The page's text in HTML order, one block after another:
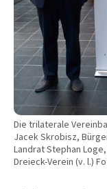
Die trilaterale
Jacek Skrobisz,
Landrat Stephan
Dreieck-Verein (v. l.)